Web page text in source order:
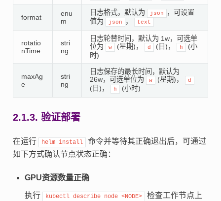
format
enu
m
日志格式，默认为 json
，可设置
值为
json ， text
rotatio
nTime
stri
ng
日志轮替时间，默认为 1w，可选单
位为
w (星期)， d (日)， h
(小
时)
maxAg
e
stri
ng
日志保存的最长时间，默认为
26w，可选单位为
w (星期)， d
(日)， h (小时)
2.1.3. 验证部署
在运行 helm install
命令并等待其正确退出后，可通过
如下方式确认节点状态正确：
GPU资源数量正确
执行 kubectl describe node <NODE>
检查工作节点上